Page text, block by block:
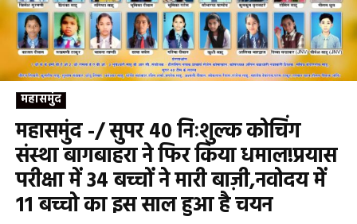
महासमुंद
महासमुंद -/ सुपर 40 निःशुल्क कोचिंग
संस्था बागबाहरा ने फिर किया धमाल!प्रयास
परीक्षा में 34 बच्चों ने मारी बाज़ी,नवोदय में
11 बच्चो का इस साल हुआ है चयन